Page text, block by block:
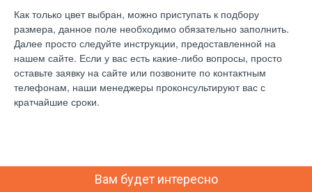
Как только цвет выбран, можно приступать к подбору
размера, данное поле необходимо обязательно заполнить.
Далее просто следуйте инструкции, предоставленной на
нашем сайте. Если у вас есть какие-либо вопросы, просто
оставьте заявку на сайте или позвоните по контактным
телефонам, наши менеджеры проконсультируют вас с
кратчайшие сроки.
Вам будет интересно